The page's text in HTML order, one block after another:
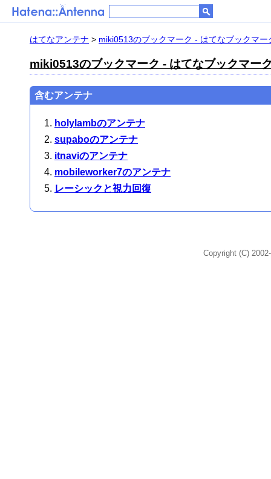
はてなアンテナ > miki0513のブックマーク - はてなブックマー
miki0513のブックマーク - はてなブックマー
含むアンテナ
holylambのアンテナ
supaboのアンテナ
itnaviのアンテナ
mobileworker7のアンテナ
レーシックと視力回復
Copyright (C)